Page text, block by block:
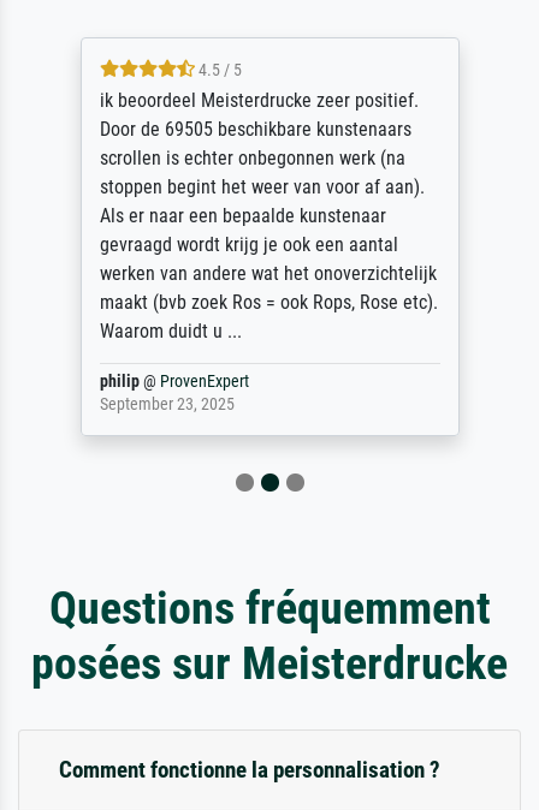
4.5 / 5
ik beoordeel Meisterdrucke zeer positief.
Door de 69505 beschikbare kunstenaars
scrollen is echter onbegonnen werk (na
stoppen begint het weer van voor af aan).
Als er naar een bepaalde kunstenaar
gevraagd wordt krijg je ook een aantal
werken van andere wat het onoverzichtelijk
maakt (bvb zoek Ros = ook Rops, Rose etc).
Waarom duidt u ...
philip@ ProvenExpert
September 23, 2025
Questions fréquemment
posées sur Meisterdrucke
Comment fonctionne la personnalisation ?